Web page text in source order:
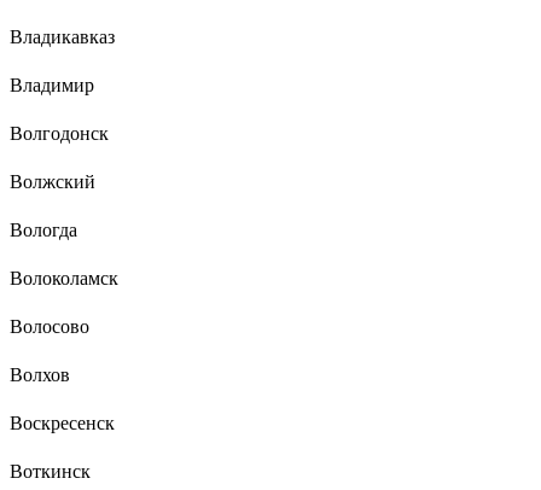
Владикавказ
Владимир
Волгодонск
Волжский
Вологда
Волоколамск
Волосово
Волхов
Воскресенск
Воткинск